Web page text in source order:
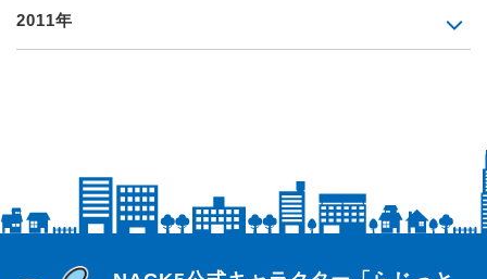
2011年